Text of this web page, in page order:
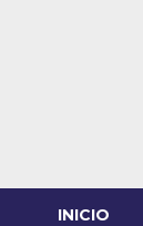
INICIO